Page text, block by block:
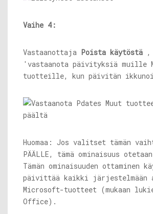
Vaihe 4:
Vastaanottaja Poista käytöstä ,
'vastaanota päivityksiä muille
tuotteille, kun päivitän
Huomaa: Jos valitset tämän
PÄÄLLE, tämä ominaisuus
Tämän ominaisuuden ottaminen
päivittää kaikki järjestelmään
Microsoft-tuotteet (mukaan
Office).